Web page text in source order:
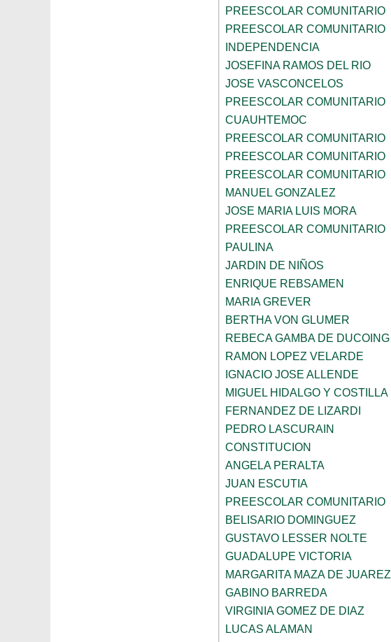
PREESCOLAR COMUNITARIO
PREESCOLAR COMUNITARIO
INDEPENDENCIA
JOSEFINA RAMOS DEL RIO
JOSE VASCONCELOS
PREESCOLAR COMUNITARIO
CUAUHTEMOC
PREESCOLAR COMUNITARIO
PREESCOLAR COMUNITARIO
PREESCOLAR COMUNITARIO
MANUEL GONZALEZ
JOSE MARIA LUIS MORA
PREESCOLAR COMUNITARIO
PAULINA
JARDIN DE NIÑOS
ENRIQUE REBSAMEN
MARIA GREVER
BERTHA VON GLUMER
REBECA GAMBA DE DUCOING
RAMON LOPEZ VELARDE
IGNACIO JOSE ALLENDE
MIGUEL HIDALGO Y COSTILLA
FERNANDEZ DE LIZARDI
PEDRO LASCURAIN
CONSTITUCION
ANGELA PERALTA
JUAN ESCUTIA
PREESCOLAR COMUNITARIO
BELISARIO DOMINGUEZ
GUSTAVO LESSER NOLTE
GUADALUPE VICTORIA
MARGARITA MAZA DE JUAREZ
GABINO BARREDA
VIRGINIA GOMEZ DE DIAZ
LUCAS ALAMAN